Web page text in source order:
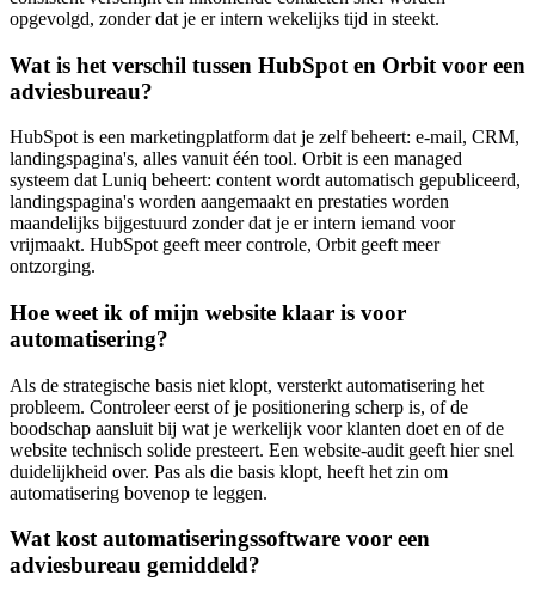
opgevolgd, zonder dat je er intern wekelijks tijd in steekt.
Wat is het verschil tussen HubSpot en Orbit voor een
adviesbureau?
HubSpot is een marketingplatform dat je zelf beheert: e-mail, CRM,
landingspagina's, alles vanuit één tool. Orbit is een managed
systeem dat Luniq beheert: content wordt automatisch gepubliceerd,
landingspagina's worden aangemaakt en prestaties worden
maandelijks bijgestuurd zonder dat je er intern iemand voor
vrijmaakt. HubSpot geeft meer controle, Orbit geeft meer
ontzorging.
Hoe weet ik of mijn website klaar is voor
automatisering?
Als de strategische basis niet klopt, versterkt automatisering het
probleem. Controleer eerst of je positionering scherp is, of de
boodschap aansluit bij wat je werkelijk voor klanten doet en of de
website technisch solide presteert. Een website-audit geeft hier snel
duidelijkheid over. Pas als die basis klopt, heeft het zin om
automatisering bovenop te leggen.
Wat kost automatiseringssoftware voor een
adviesbureau gemiddeld?